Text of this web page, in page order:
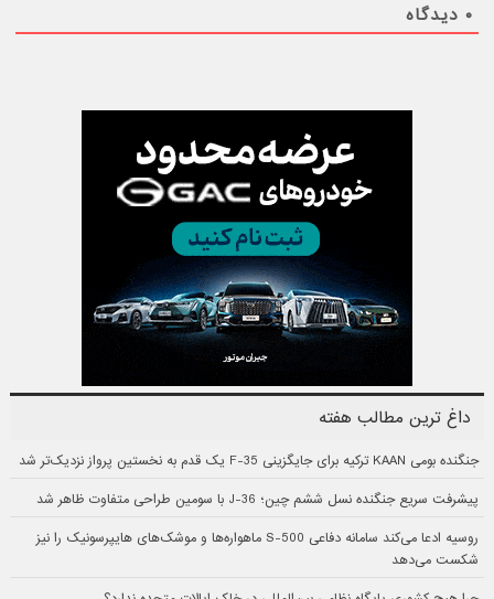
۰ دیدگاه
داغ ترین مطالب هفته
جنگنده بومی KAAN ترکیه برای جایگزینی F-35 یک قدم به نخستین پرواز نزدیک‌تر شد
پیشرفت سریع جنگنده نسل ششم چین؛ J-36 با سومین طراحی متفاوت ظاهر شد
روسیه ادعا می‌کند سامانه دفاعی S-500 ماهواره‌ها و موشک‌های هایپرسونیک را نیز
شکست می‌دهد